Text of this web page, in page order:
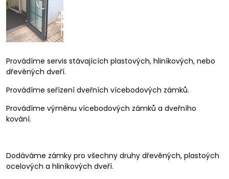
Provádíme servis stávajících plastových, hliníkových, nebo
dřevěných dveří.
Provádíme seřízení dveřních vícebodových zámků.
Provádíme výměnu vícebodových zámků a dveřního
kování.
Dodáváme zámky pro všechny druhy dřevěných, plastoých
ocelových a hliníkových dveří.